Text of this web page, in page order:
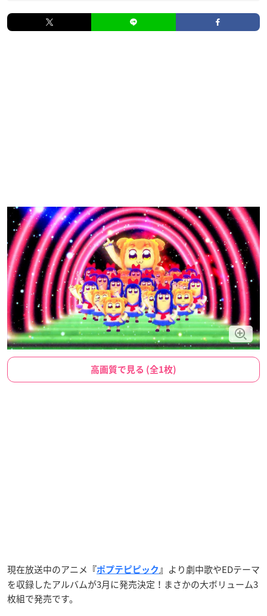
高画質で見る (全1枚)
現在放送中のアニメ 『ポプテピピック 』
より劇中歌やEDテーマ
を収録したアルバムが3月に発売決定！まさかの大ボリューム3
枚組で発売です。